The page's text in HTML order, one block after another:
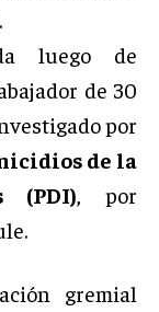
luego de
de 30
por
de la
(PDI) , por
gremial